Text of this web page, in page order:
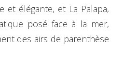
et élégante, et La Palapa,
posé face à la mer,
des airs de parenthèse